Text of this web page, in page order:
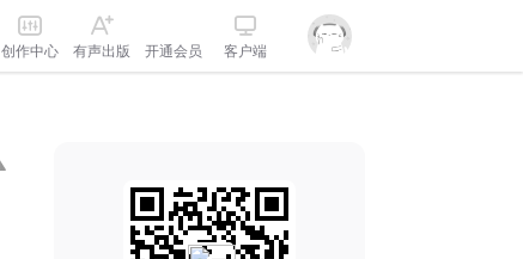
创作中心 有声出版 开通会员 客户端